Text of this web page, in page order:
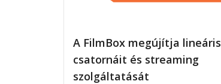
A FilmBox megújítja lineáris
csatornáit és streaming
szolgáltatását